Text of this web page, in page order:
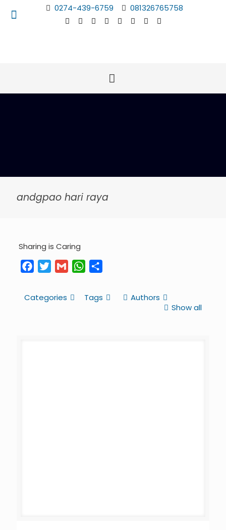
0274-439-6759 081326765758
andgpao hari raya
Sharing is Caring
FacebookTwitterGmail WhatsApp
Categories Tags
Authors
Show all